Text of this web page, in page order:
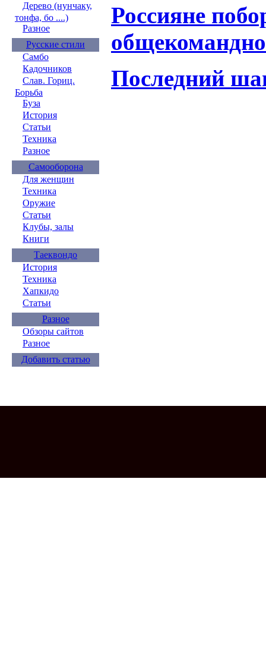
Дерево (нунчаку,
тонфа, бо ....)
Разное
Русские стили
Самбо
Кадочников
Слав. Гориц.
Борьба
Буза
История
Статьи
Техника
Разное
Самооборона
Для женщин
Техника
Оружие
Статьи
Клубы, залы
Книги
Таеквондо
История
Техника
Хапкидо
Статьи
Разное
Обзоры сайтов
Разное
Добавить статью
Россияне
Последний